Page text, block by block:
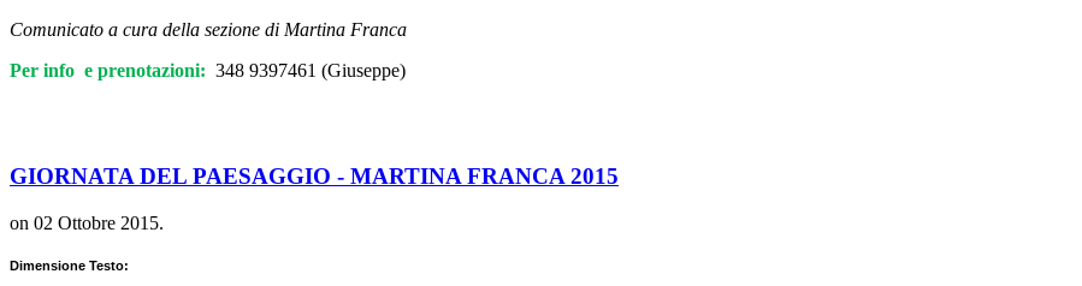
Comunicato a cura della sezione di Martina Franca
Per info e prenotazioni: 348 9397461 (Giuseppe)
GIORNATA DEL PAESAGGIO - MARTINA FRANCA 2015
on 02 Ottobre 2015.
Dimensione Testo: